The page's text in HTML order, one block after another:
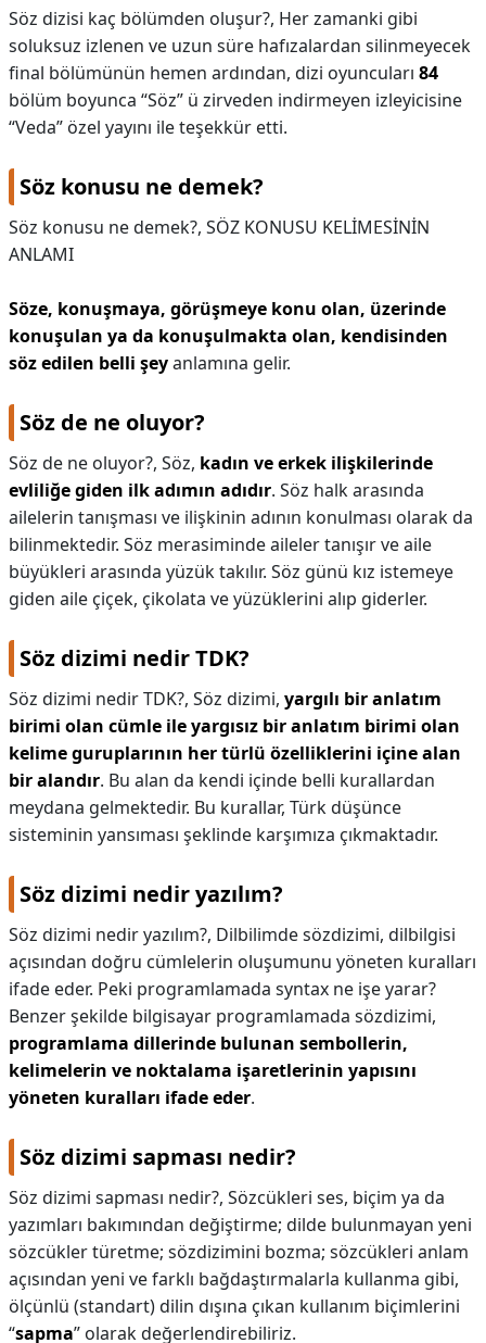
Söz dizisi kaç bölümden oluşur?, Her zamanki gibi
soluksuz izlenen ve uzun süre hafızalardan silinmeyecek
final bölümünün hemen ardından, dizi oyuncuları 84
bölüm boyunca “Söz” ü zirveden indirmeyen izleyicisine
“Veda” özel yayını ile teşekkür etti.
Söz konusu ne demek?
Söz konusu ne demek?, SÖZ KONUSU KELİMESİNİN
ANLAMI
Söze, konuşmaya, görüşmeye konu olan, üzerinde
konuşulan ya da konuşulmakta olan, kendisinden
söz edilen belli şeyanlamına gelir.
Söz de ne oluyor?
Söz de ne oluyor?, Söz, kadın ve erkek ilişkilerinde
evliliğe giden ilk adımın adıdır. Söz halk arasında
ailelerin tanışması ve ilişkinin adının konulması olarak da
bilinmektedir. Söz merasiminde aileler tanışır ve aile
büyükleri arasında yüzük takılır. Söz günü kız istemeye
giden aile çiçek, çikolata ve yüzüklerini alıp giderler.
Söz dizimi nedir TDK?
Söz dizimi nedir TDK?, Söz dizimi, yargılı bir anlatım
birimi olan cümle ile yargısız bir anlatım birimi olan
kelime guruplarının her türlü özelliklerini içine alan
bir alandır. Bu alan da kendi içinde belli kurallardan
meydana gelmektedir. Bu kurallar, Türk düşünce
sisteminin yansıması şeklinde karşımıza çıkmaktadır.
Söz dizimi nedir yazılım?
Söz dizimi nedir yazılım?, Dilbilimde sözdizimi, dilbilgisi
açısından doğru cümlelerin oluşumunu yöneten kuralları
ifade eder. Peki programlamada syntax ne işe yarar?
Benzer şekilde bilgisayar programlamada sözdizimi,
programlama dillerinde bulunan sembollerin,
kelimelerin ve noktalama işaretlerinin yapısını
yöneten kuralları ifade eder.
Söz dizimi sapması nedir?
Söz dizimi sapması nedir?, Sözcükleri ses, biçim ya da
yazımları bakımından değiştirme; dilde bulunmayan yeni
sözcükler türetme; sözdizimini bozma; sözcükleri anlam
açısından yeni ve farklı bağdaştırmalarla kullanma gibi,
ölçünlü (standart) dilin dışına çıkan kullanım biçimlerini
“sapma” olarak değerlendirebiliriz.